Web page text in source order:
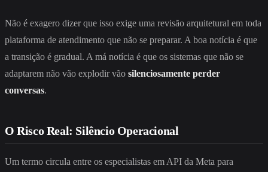
Não é exagero dizer que isso exige uma revisão arquitetural em toda
plataforma de atendimento que não se preparar. A boa notícia é que
a transição é gradual. A má notícia é que os sistemas que não se
adaptarem não vão explodir vão silenciosamente perder
conversas.
O Risco Real: Silêncio Operacional
Um termo circula entre os especialistas em API da Meta para